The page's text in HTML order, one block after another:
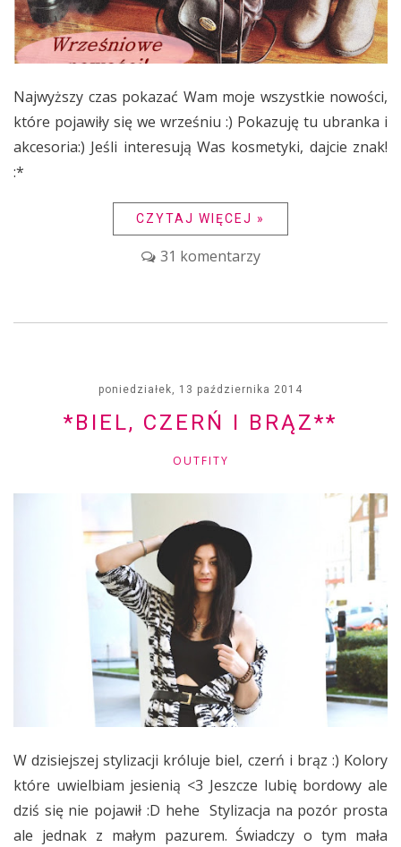
Najwyższy czas pokazać Wam moje wszystkie nowości,
które pojawiły się we wrześniu :) Pokazuję tu ubranka i
akcesoria:) Jeśli interesują Was kosmetyki, dajcie znak!
:*
CZYTAJ WIĘCEJ »
31 komentarzy
poniedziałek, 13 października 2014
*BIEL, CZERŃ I BRĄZ**
OUTFITY
W dzisiejszej stylizacji króluje biel, czerń i brąz :) Kolory
które uwielbiam jesienią <3 Jeszcze lubię bordowy ale
dziś się nie pojawił :D hehe Stylizacja na pozór prosta
ale jednak z małym pazurem. Świadczy o tym mała